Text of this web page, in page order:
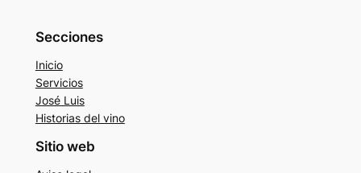
Secciones
Inicio
Servicios
José Luis
Historias del vino
Sitio web